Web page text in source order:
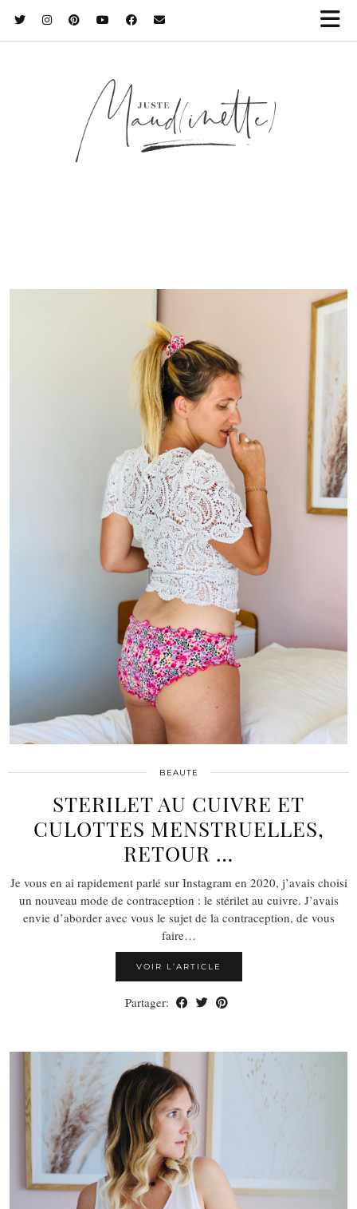
BEAUTE
STERILET AU CUIVRE ET
CULOTTES MENSTRUELLES,
RETOUR …
Je vous en ai rapidement parlé sur Instagram en 2020, j’avais choisi
un nouveau mode de contraception : le stérilet au cuivre. J’avais
envie d’aborder avec vous le sujet de la contraception, de vous
faire…
VOIR L’ARTICLE
Partager: